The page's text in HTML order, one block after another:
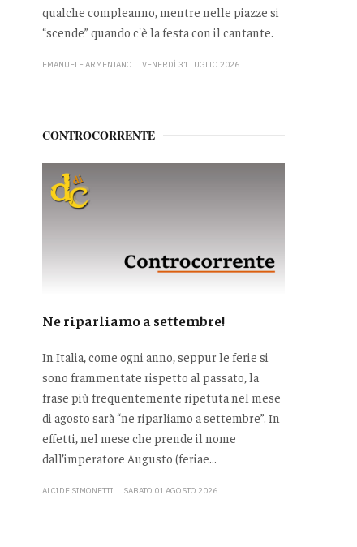
qualche compleanno, mentre nelle piazze si
“scende” quando c'è la festa con il cantante.
EMANUELE ARMENTANO VENERDÌ 31 LUGLIO 2026
CONTROCORRENTE
Ne riparliamo a settembre!
In Italia, come ogni anno, seppur le ferie si
sono frammentate rispetto al passato, la
frase più frequentemente ripetuta nel mese
di agosto sarà “ne riparliamo a settembre”. In
effetti, nel mese che prende il nome
dall’imperatore Augusto (feriae...
ALCIDE SIMONETTI SABATO 01 AGOSTO 2026